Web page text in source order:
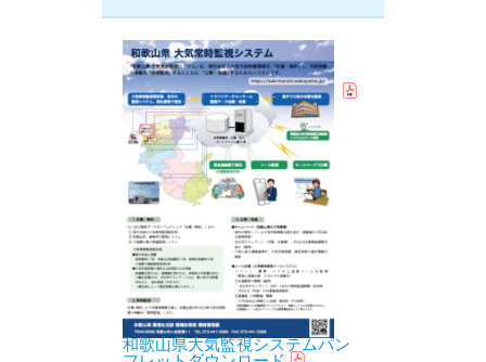
和歌山県大気監視システムパン